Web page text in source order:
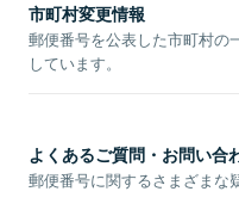
市町村変更情報
郵便番号を公表した市町村の
しています。
よくあるご質問・お問い合
郵便番号に関するさまざまな